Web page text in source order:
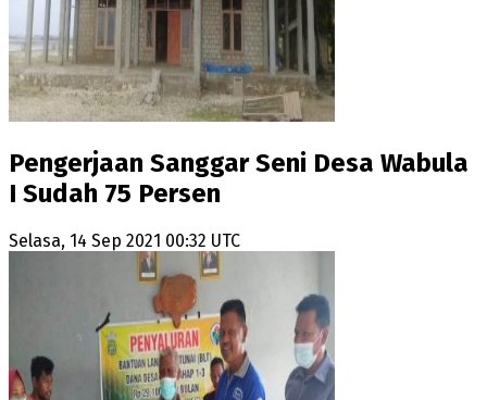
Pengerjaan Sanggar Seni Desa Wabula
I Sudah 75 Persen
Selasa, 14 Sep 2021 00:32 UTC